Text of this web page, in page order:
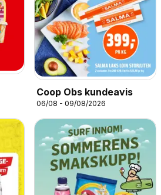
Coop Obs kundeavis
06/08 - 09/08/2026